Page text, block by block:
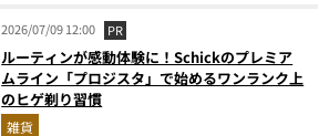
2026/07/09 12:00 PR
ルーティンが感動体験に！Schickのプレミア
ムライン「プロジスタ」で始めるワンランク上
のヒゲ剃り習慣
雑貨